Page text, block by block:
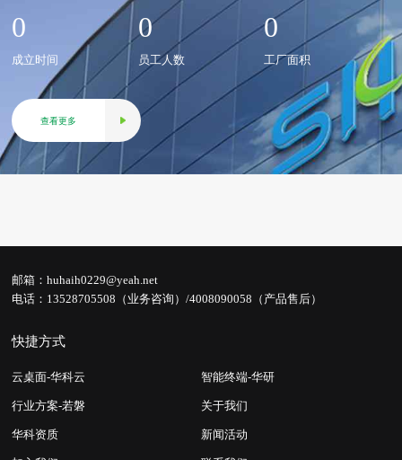
查看更多
0
成立时间
0
员工人数
0
工厂面积
邮箱： huhaih0229@yeah.net
电话： 13528705508（业务咨询）/4008090058（产品售后）
快捷方式
云桌面-华科云 智能终端-华研
行业方案-若磐 关于我们
华科资质 新闻活动